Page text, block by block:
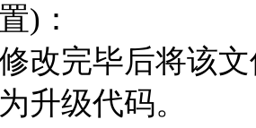
)：
完毕后将该文
升级代码。